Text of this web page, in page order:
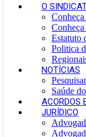
O
Estatuto
Politica
NOTÍCIAS
Pesquisar
Saúde
ACORDOS
JURÍDICO